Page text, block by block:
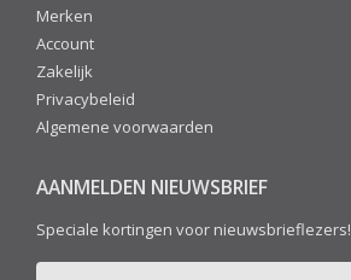
Merken
Account
Zakelijk
Privacybeleid
Algemene voorwaarden
AANMELDEN NIEUWSBRIEF
Speciale kortingen voor nieuwsbrieflezers!